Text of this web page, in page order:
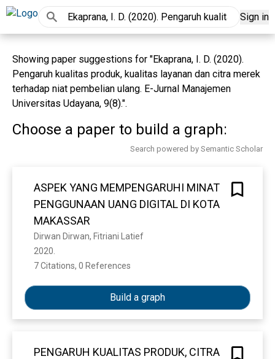
Sign in
Showing paper suggestions for "Ekaprana, I. D. (2020).
Pengaruh kualitas produk, kualitas layanan dan citra merek
terhadap niat pembelian ulang. E-Jurnal Manajemen
Universitas Udayana, 9(8).".
Choose a paper to build a graph:
Search powered by Semantic Scholar
ASPEK YANG MEMPENGARUHI MINAT
PENGGUNAAN UANG DIGITAL DI KOTA
MAKASSAR
Dirwan Dirwan, Fitriani Latief
2020.
7 Citations, 0 References
Build a graph
PENGARUH KUALITAS PRODUK, CITRA